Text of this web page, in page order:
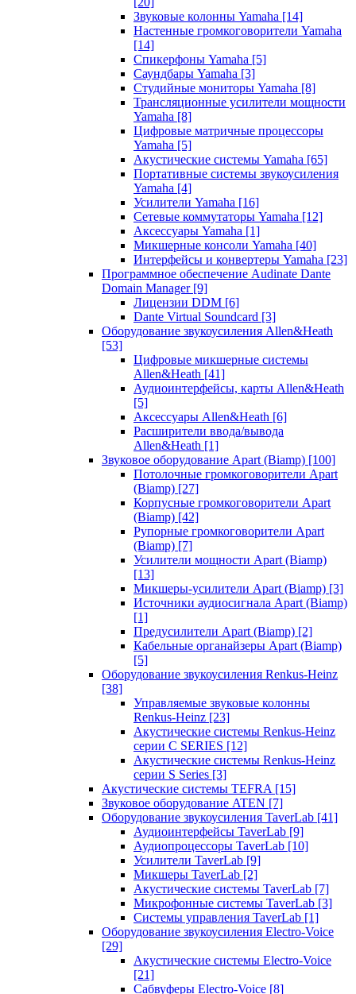
Звуковые колонны Yamaha [14]
Настенные громкоговорители Yamaha
[14]
Спикерфоны Yamaha [5]
Саундбары Yamaha [3]
Студийные мониторы Yamaha [8]
Трансляционные усилители мощности
Yamaha [8]
Цифровые матричные процессоры
Yamaha [5]
Акустические системы Yamaha [65]
Портативные системы звукоусиления
Yamaha [4]
Усилители Yamaha [16]
Сетевые коммутаторы Yamaha [12]
Аксессуары Yamaha [1]
Микшерные консоли Yamaha [40]
Интерфейсы и конвертеры Yamaha [23]
Программное обеспечение Audinate Dante
Domain Manager [9]
Лицензии DDM [6]
Dante Virtual Soundcard [3]
Оборудование звукоусиления Allen&Heath
[53]
Цифровые микшерные системы
Allen&Heath [41]
Аудиоинтерфейсы, карты Allen&Heath
[5]
Аксессуары Allen&Heath [6]
Расширители ввода/вывода
Allen&Heath [1]
Звуковое оборудование Apart (Biamp) [100]
Потолочные громкоговорители Apart
(Biamp) [27]
Корпусные громкоговорители Apart
(Biamp) [42]
Рупорные громкоговорители Apart
(Biamp) [7]
Усилители мощности Apart (Biamp)
[13]
Микшеры-усилители Apart (Biamp) [3]
Источники аудиосигнала Apart (Biamp)
[1]
Предусилители Apart (Biamp) [2]
Кабельные органайзеры Apart (Biamp)
[5]
Оборудование звукоусиления Renkus-Heinz
[38]
Управляемые звуковые колонны
Renkus-Heinz [23]
Акустические системы Renkus-Heinz
серии C SERIES [12]
Акустические системы Renkus-Heinz
серии S Series [3]
Акустические системы TEFRA [15]
Звуковое оборудование ATEN [7]
Оборудование звукоусиления TaverLab [41]
Аудиоинтерфейсы TaverLab [9]
Аудиопроцессоры TaverLab [10]
Усилители TaverLab [9]
Микшеры TaverLab [2]
Акустические системы TaverLab [7]
Микрофонные системы TaverLab [3]
Системы управления TaverLab [1]
Оборудование звукоусиления Electro-Voice
[29]
Акустические системы Electro-Voice
[21]
Сабвуферы Electro-Voice [8]